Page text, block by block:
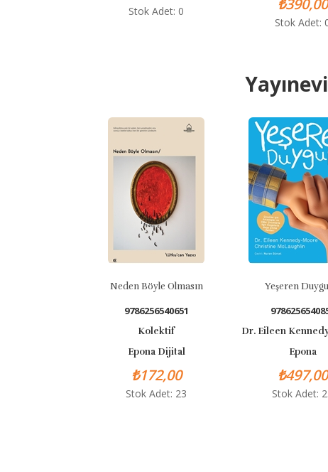
Stok Adet: 0 ₺390,00
Stok Adet:
Neden Böyle Olmasın
9786256540651
Epona Dijital
₺172,00
Stok Adet: 23
Yeşeren Duygular
9786256540859
Dr. Eileen Kennedy-Moore
₺497,00
Stok Adet: 25